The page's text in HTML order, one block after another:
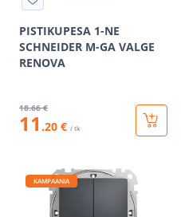
PISTIKUPESA 1-NE
SCHNEIDER M-GA VALGE
RENOVA
18.66 €
11 .20 € / tk
KAMPAANIA